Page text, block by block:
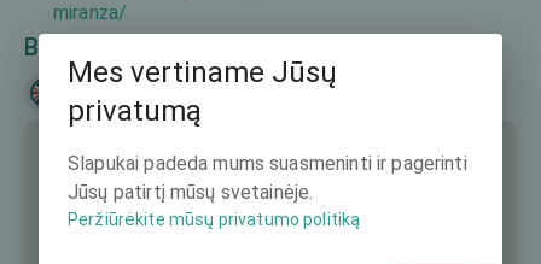
miranza/
Bendravimo kalbos
Español
Mes vertiname Jūsų
privatumą
Slapukai padeda mums suasmeninti ir pagerinti
Jūsų patirtį mūsų svetainėje.
Peržiūrėkite mūsų privatumo politiką